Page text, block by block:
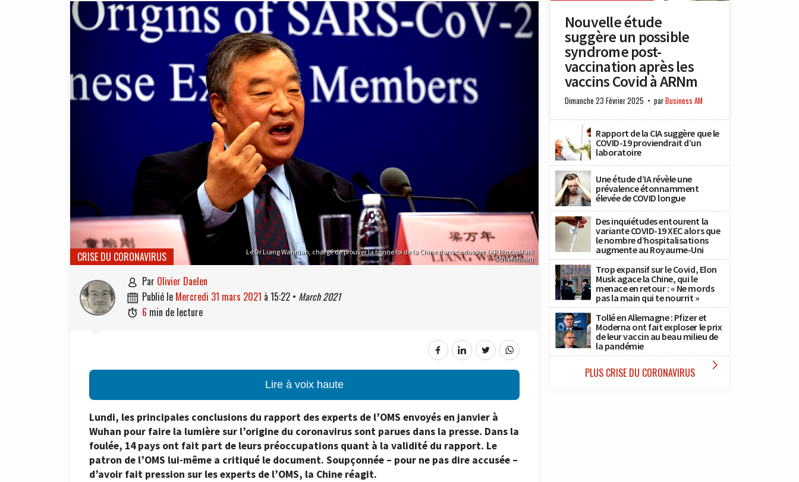
Le Dr Liang Wannian, chargé de prouver la bonne foi de la Chine dans ce dossier. (AP Photo/Mark
Schiefelbein)
CRISE DU CORONAVIRUS
 par Olivier Daelen
 publié le mercredi 31 mars 2021 à 15:22 • March 2021
 6 min de lecture
Lire à voix haute
Lundi, les principales conclusions du rapport des experts de l’OMS envoyés en janvier à
Wuhan pour faire la lumière sur l’origine du coronavirus sont parues dans la presse. Dans la
foulée, 14 pays ont fait part de leurs préoccupations quant à la validité du rapport. Le
patron de l’OMS lui-même a critiqué le document. Soupçonnée – pour ne pas dire accusée –
d’avoir fait pression sur les experts de l’OMS, la Chine réagit.
Nouvelle étude
suggère un possible
syndrome post-
vaccination après les
vaccins Covid à ARNm
Dimanche 23 Février 2025 parBusiness AM
Rapport de la CIA suggère que le
COVID-19 proviendrait d’un
laboratoire
Une étude d’IA révèle une
prévalence étonnamment
élevée de COVID longue
Des inquiétudes entourent la
variante COVID-19 XEC alors que
le nombre d’hospitalisations
augmente au Royaume-Uni
Trop expansif sur le Covid, Elon
Musk agace la Chine, qui le
menace en retour : « Ne mords
pas la main qui te nourrit »
Tollé en Allemagne : Pfizer et
Moderna ont fait exploser le prix
de leur vaccin au beau milieu de
la pandémie
PLUS CRISE DU CORONAVIRUS 